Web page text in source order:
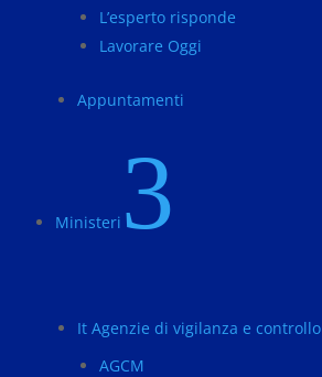
L’esperto risponde
Lavorare Oggi
Appuntamenti
Ministeri 3
It Agenzie di vigilanza e controllo
AGCM